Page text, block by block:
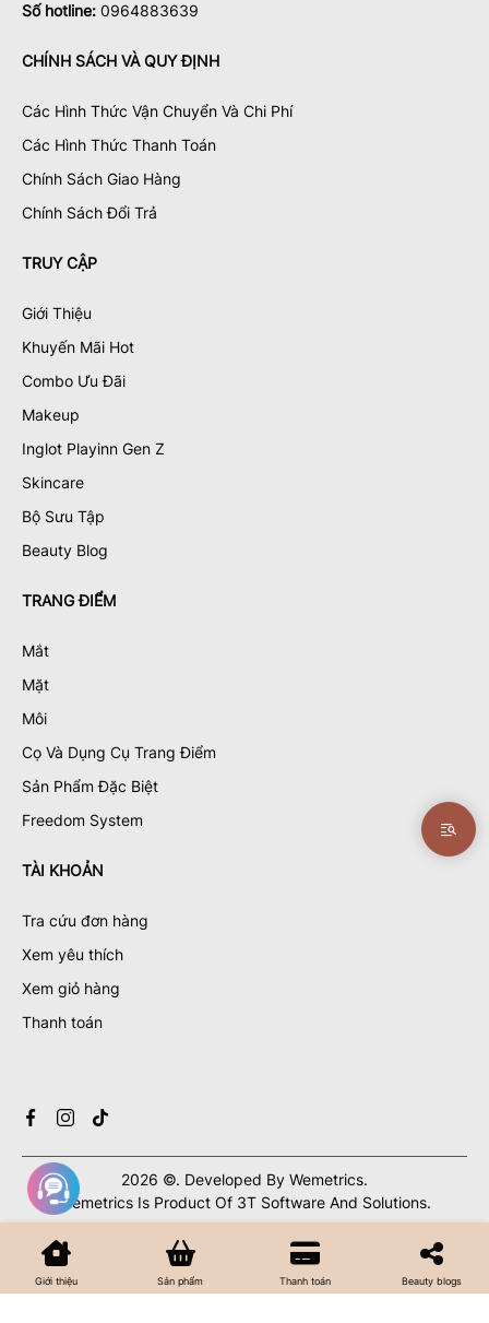
Số hotline: 0964883639
CHÍNH SÁCH VÀ QUY ĐỊNH
Các Hình Thức Vận Chuyển Và Chi Phí
Các Hình Thức Thanh Toán
Chính Sách Giao Hàng
Chính Sách Đổi Trả
TRUY CẬP
Giới Thiệu
Khuyến Mãi Hot
Combo Ưu Đãi
Makeup
Inglot Playinn Gen Z
Skincare
Bộ Sưu Tập
Beauty Blog
TRANG ĐIỂM
Mắt
Mặt
Môi
Cọ Và Dụng Cụ Trang Điểm
Sản Phẩm Đặc Biệt
Freedom System
TÀI KHOẢN
Tra cứu đơn hàng
Xem yêu thích
Xem giỏ hàng
Thanh toán
2026 ©. Developed By Wemetrics.
Wemetrics Is Product Of 3T Software And Solutions.
Giới thiệu Sản phẩm Thanh toán Beauty blogs